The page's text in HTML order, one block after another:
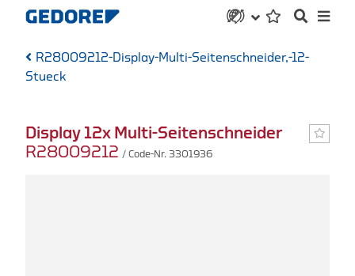
R28009212-Display-Multi-Seitenschneider,-12-
Stueck
Display 12x Multi-Seitenschneider
R28009212 / Code-Nr. 3301936